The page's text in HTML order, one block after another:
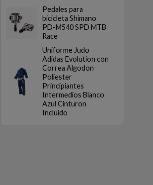
Pedales para
bicicleta Shimano
PD-M540 SPD MTB
Race
Uniforme Judo
Adidas Evolution con
Correa Algodon
Poliester
Principiantes
Intermedios Blanco
Azul Cinturon
Incluido